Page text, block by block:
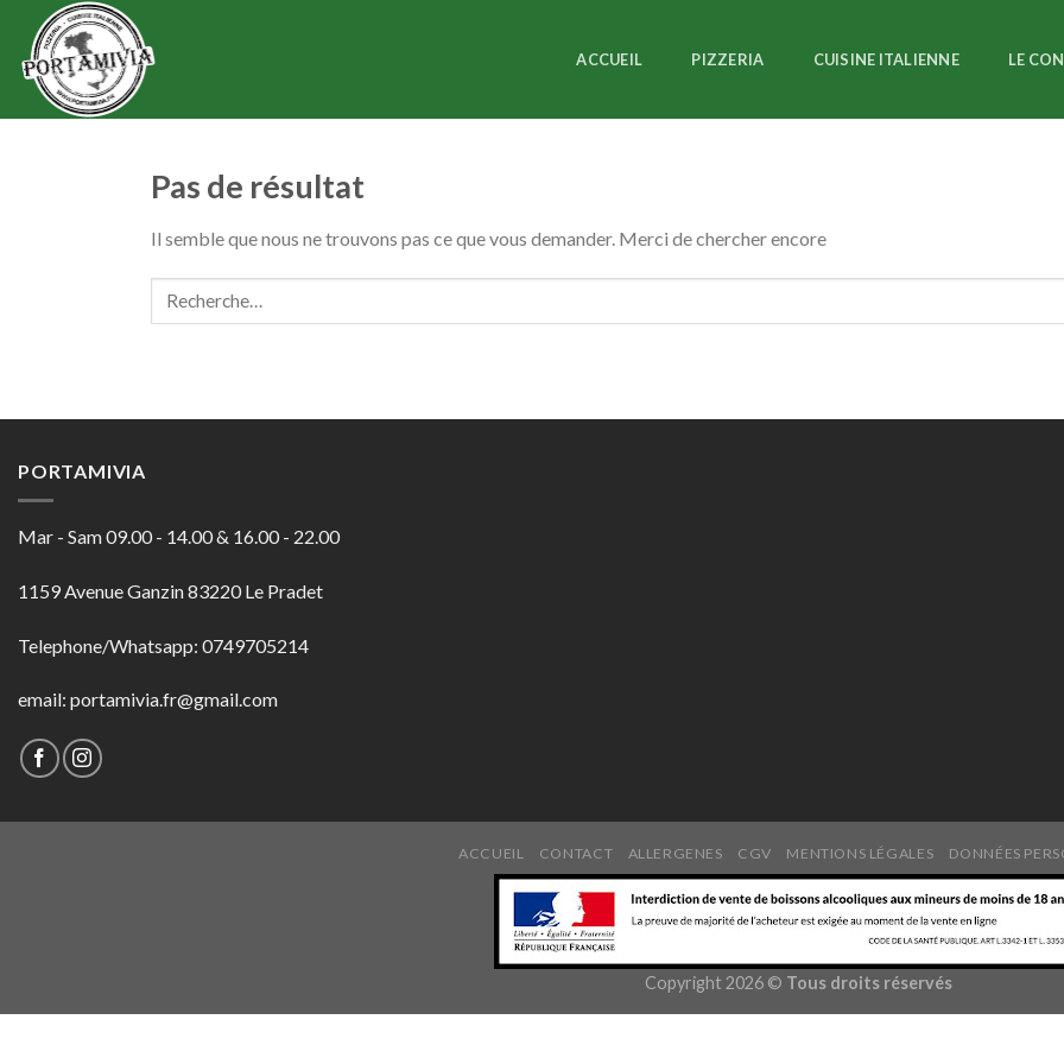
content
ACCUEIL PIZZERIA CUISINE ITALIENNE LE
Pas de résultat
Il semble que nous ne trouvons pas ce que vous demander. Merci de chercher encore
PORTAMIVIA
Mar - Sam 09.00 - 14.00 & 16.00 - 22.00
1159 Avenue Ganzin 83220 Le Pradet
Telephone/Whatsapp: 0749705214
email: portamivia.fr@gmail.com
ACCUEIL CONTACT ALLERGENES CGV MENTIONS LÉGALES DONNÉES
Copyright 2026 © Tous droits réservés